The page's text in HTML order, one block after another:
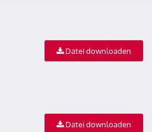
Datei downloaden
Datei downloaden